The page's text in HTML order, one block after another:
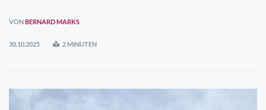
VONBERNARD MARKS
30.10.2025 2 MINUTEN